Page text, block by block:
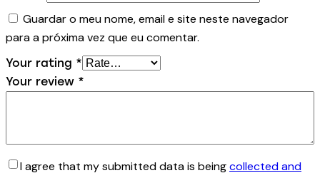
Guardar o meu nome, email e site neste navegador
para a próxima vez que eu comentar.
Your rating *
Your review *
I agree that my submitted data is beingcollected and